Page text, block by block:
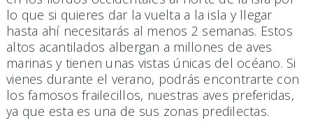
lo que si quieres dar la vuelta a la isla y llegar
hasta ahí necesitarás al menos 2 semanas. Estos
altos acantilados albergan a millones de aves
marinas y tienen unas vistas únicas del océano. Si
vienes durante el verano, podrás encontrarte con
los famosos frailecillos, nuestras aves preferidas,
ya que esta es una de sus zonas predilectas.